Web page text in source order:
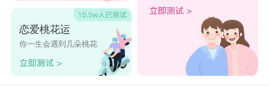
恋爱桃花运
你一生会遇到几朵桃花